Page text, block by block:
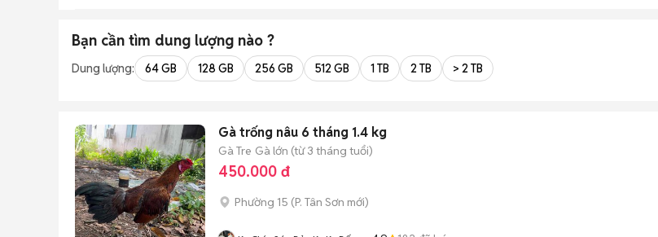
Bạn cần tìm dung lượng nào ?
Dung lượng: 64 GB 128 GB 256 GB 512 GB 1 TB 2 TB > 2 TB
Gà trống nâu 6 tháng 1.4 kg
Gà Tre Gà lớn (từ 3 tháng tuổi)
450.000 đ
Phường 15 (P. Tân Sơn mới)